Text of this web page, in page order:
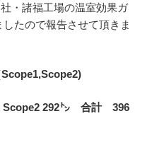
・諸福工場の温室効果ガ
たので報告させて頂きま
292㌧ 合計 396